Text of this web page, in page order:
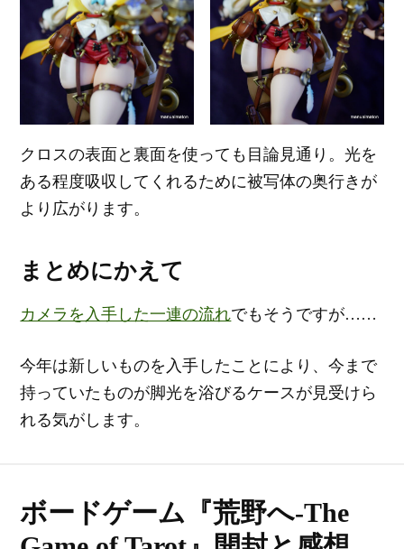
クロスの表面と裏面を使っても目論見通り。光を
ある程度吸収してくれるために被写体の奥行きが
より広がります。
まとめにかえて
カメラを入手した一連の流れでもそうですが……
今年は新しいものを入手したことにより、今まで
持っていたものが脚光を浴びるケースが見受けら
れる気がします。
ボードゲーム『荒野へ-The